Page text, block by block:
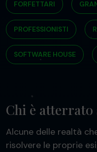
FORFETTARI
PROFESSIONISTI
SOFTWARE HOUSE
Chi è
Alcune delle realtà
risolvere le proprie